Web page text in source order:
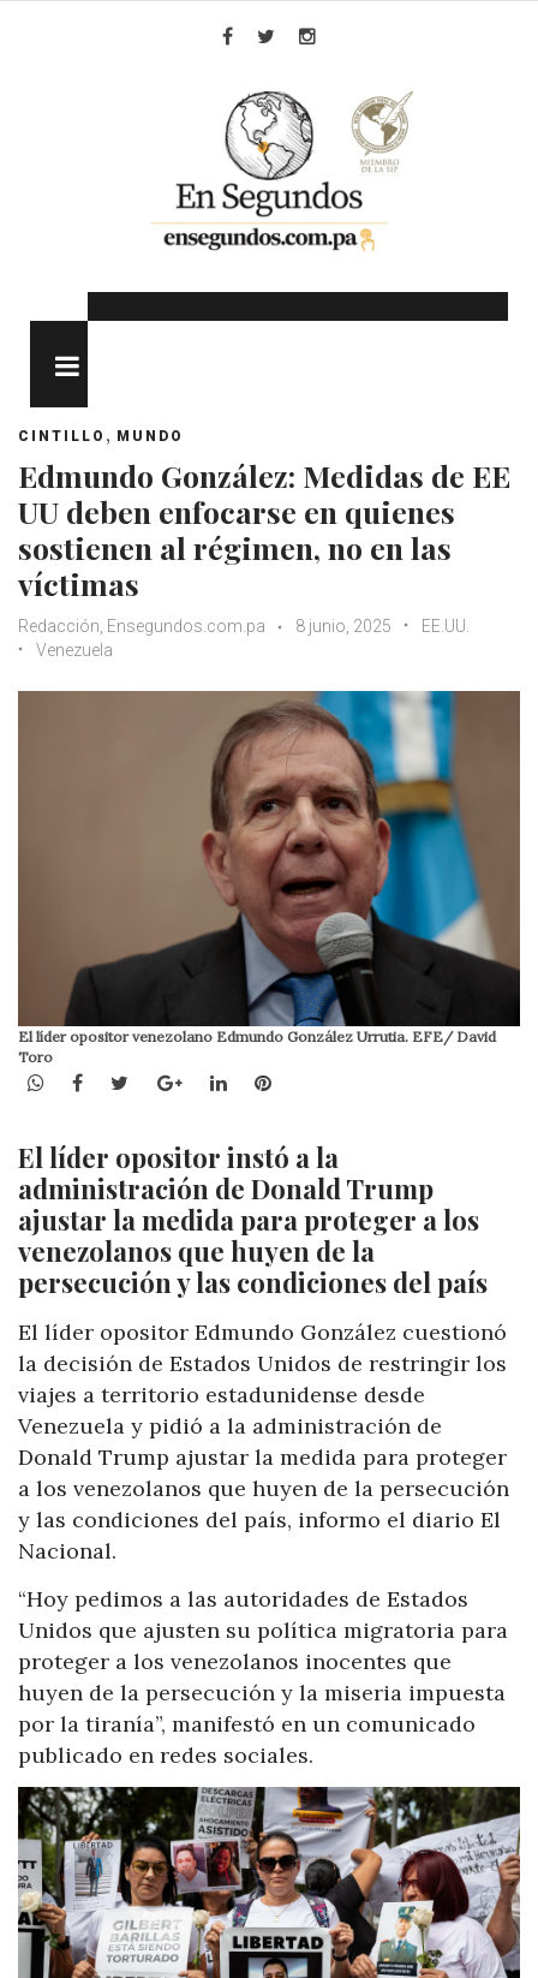
CINTILLO , MUNDO
Edmundo González: Medidas de EE
UU deben enfocarse en quienes
sostienen al régimen, no en las
víctimas
Redacción, Ensegundos.com.pa 8 junio, 2025
EE.UU.
Venezuela
El líder opositor venezolano Edmundo González Urrutia. EFE/ David
Toro
WhatsApp
Facebook
TwitterGoogle+LinkedInPinterest
El líder opositor instó a la
administración de Donald Trump
ajustar la medida para proteger a los
venezolanos que huyen de la
persecución y las condiciones del país
El líder opositor Edmundo González cuestionó
la decisión de Estados Unidos de restringir los
viajes a territorio estadunidense desde
Venezuela y pidió a la administración de
Donald Trump ajustar la medida para proteger
a los venezolanos que huyen de la persecución
y las condiciones del país, informo el diario El
Nacional.
“Hoy pedimos a las autoridades de Estados
Unidos que ajusten su política migratoria para
proteger a los venezolanos inocentes que
huyen de la persecución y la miseria impuesta
por la tiranía”, manifestó en un comunicado
publicado en redes sociales.